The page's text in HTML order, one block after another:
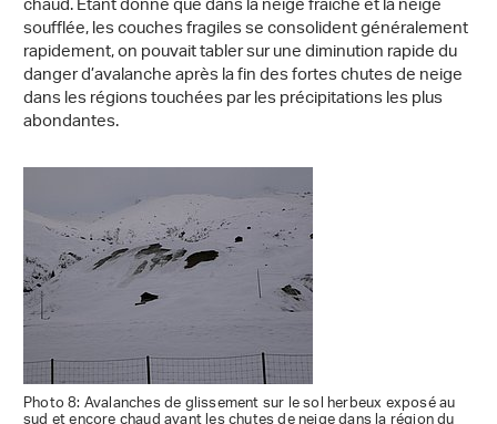
soufflée, les couches fragiles se consolident généralement
rapidement, on pouvait tabler sur une diminution rapide du
danger d’avalanche après la fin des fortes chutes de neige
dans les régions touchées par les précipitations les plus
abondantes.
Photo 8: Avalanches de glissement sur le sol herbeux exposé au